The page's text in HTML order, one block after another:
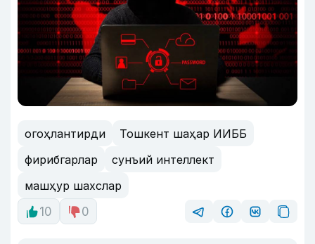
огоҳлантирди
Тошкент шаҳар ИИББ
фирибгарлар
сунъий интеллект
машҳур шахслар
10
0